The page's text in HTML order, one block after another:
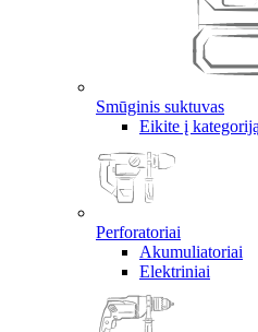
Smūginis suktuvas
Eikite į kategoriją
Perforatoriai
Akumuliatoriai
Elektriniai